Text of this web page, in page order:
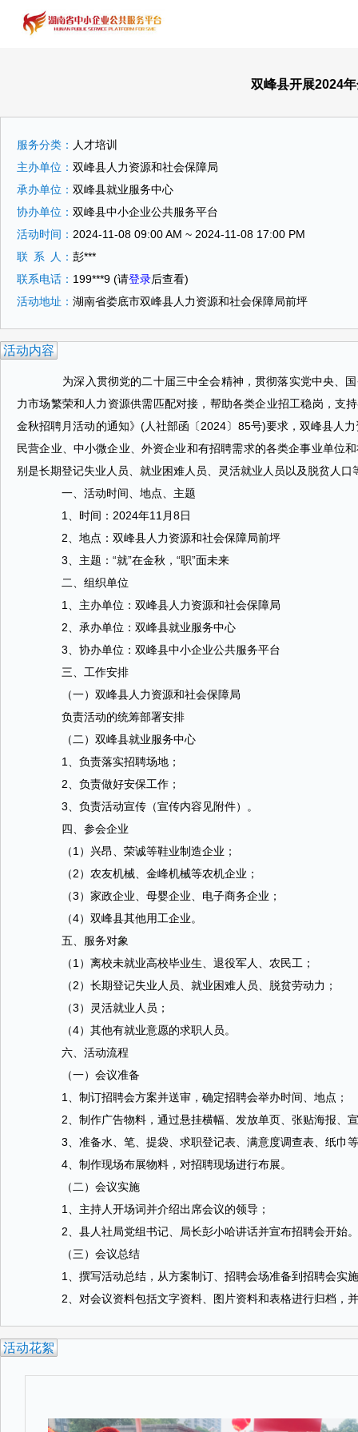
双峰县开展2024
服务分类： 人才培训
主办单位： 双峰县人力资源和社会保障局
承办单位： 双峰县就业服务中心
协办单位： 双峰县中小企业公共服务平台
活动时间： 2024-11-08 09:00 AM ~ 2024-11-08 17:00 PM
联 系 人： 彭***
联系电话： 199***9 (请登录后查看)
活动地址： 湖南省娄底市双峰县人力资源和社会保障局前坪
活动内容
为深入贯彻党的二十届三中全会精神，贯彻落实党中央、国
力市场繁荣和人力资源供需匹配对接，帮助各类企业招工稳岗，支
金秋招聘月活动的通知》(人社部函〔2024〕85号)要求，双峰县人
民营企业、中小微企业、外资企业和有招聘需求的各类企事业单位
别是长期登记失业人员、就业困难人员、灵活就业人员以及脱贫人
一、活动时间、地点、主题
1、时间：2024年11月8日
2、地点：双峰县人力资源和社会保障局前坪
3、主题：“就”在金秋，“职”面未来
二、组织单位
1、主办单位：双峰县人力资源和社会保障局
2、承办单位：双峰县就业服务中心
3、协办单位：双峰县中小企业公共服务平台
三、工作安排
（一）双峰县人力资源和社会保障局
负责活动的统筹部署安排
（二）双峰县就业服务中心
1、负责落实招聘场地；
2、负责做好安保工作；
3、负责活动宣传（宣传内容见附件）。
四、参会企业
（1）兴昂、荣诚等鞋业制造企业；
（2）农友机械、金峰机械等农机企业；
（3）家政企业、母婴企业、电子商务企业；
（4）双峰县其他用工企业。
五、服务对象
（1）离校未就业高校毕业生、退役军人、农民工；
（2）长期登记失业人员、就业困难人员、脱贫劳动力；
（3）灵活就业人员；
（4）其他有就业意愿的求职人员。
六、活动流程
（一）会议准备
1、制订招聘会方案并送审，确定招聘会举办时间、地点；
2、制作广告物料，通过悬挂横幅、发放单页、张贴海报、
3、准备水、笔、提袋、求职登记表、满意度调查表、纸巾
4、制作现场布展物料，对招聘现场进行布展。
（二）会议实施
1、主持人开场词并介绍出席会议的领导；
2、县人社局党组书记、局长彭小哈讲话并宣布招聘会开始。
（三）会议总结
1、撰写活动总结，从方案制订、招聘会场准备到招聘会实
2、对会议资料包括文字资料、图片资料和表格进行归档，
活动花絮